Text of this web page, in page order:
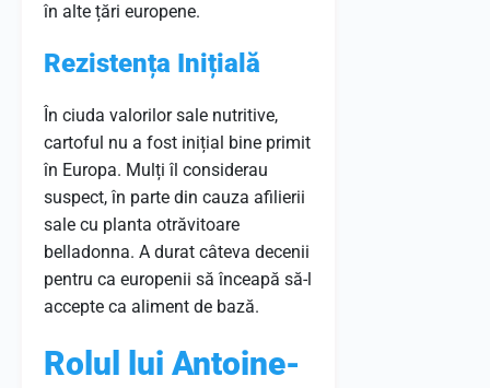
în alte țări europene.
Rezistența Inițială
În ciuda valorilor sale nutritive,
cartoful nu a fost inițial bine primit
în Europa. Mulți îl considerau
suspect, în parte din cauza afilierii
sale cu planta otrăvitoare
belladonna. A durat câteva decenii
pentru ca europenii să înceapă să-l
accepte ca aliment de bază.
Rolul lui Antoine-